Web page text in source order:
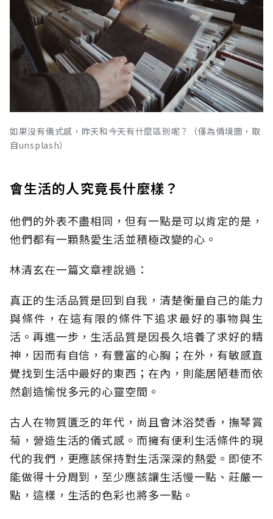
如果沒有儀式感，昨天和今天有什麼區別呢？（僅為情境圖，取
自unsplash）
會生活的人究竟長什麼樣？
他們的外表不盡相同，但有一點是可以肯定的是，
他們都有一顆熱愛生活並積極改變的心。
林清玄在一篇文章裡說過：
真正的生活品質是回到自我，清楚衡量自己的能力
與條件，在這有限的條件下追求最好的事物與生
活。再進一步，生活品質是因長久培養了求好的精
神，因而有自信，有豐富的心胸；在外，有敏感直
覺找到生活中最好的東西；在內，則能居陋巷而依
然創造愉悅多元的心靈空間。
古人在物質匱乏的年代，尚且會沐浴焚香，撫琴賞
菊，營造生活的儀式感。而擁有便利生活條件的現
代的我們，更應該保持對生活深深的熱愛。即使不
能做得十分周到，至少應該讓生活慢一點、莊嚴一
點，這樣，生活的色彩也將多一點。